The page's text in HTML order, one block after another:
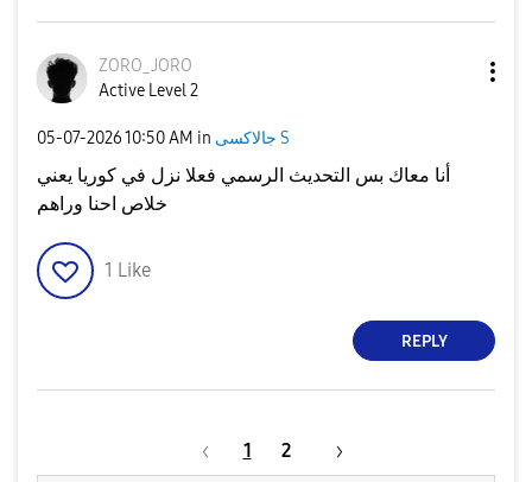
ZORO_JORO
Active Level 2
‎05-07-202610:50 AM in جالاكسى S
أنا معاك بس التحديث الرسمي فعلا نزل في كوريا يعني
خلاص احنا وراهم
1 Like
REPLY
1 2